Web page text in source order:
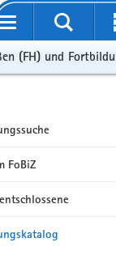
(FH) und
FoBiZ